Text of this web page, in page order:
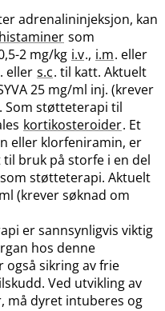
adrenalininjeksjon, kan
som
2 mg/kg i.v., i.m. eller
. eller s.c. til katt. Aktuelt
25 mg/ml inj. (krever
Som støtteterapi til
kortikosteroider. Et
eller klorfeniramin, er
bruk på storfe i en del
støtteterapi. Aktuelt
(krever søknad om
er sannsynligvis viktig
hos denne
sikring av frie
Ved utvikling av
må dyret intuberes og